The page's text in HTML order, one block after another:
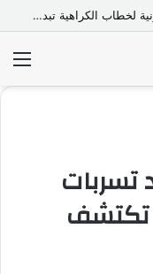
مصطفى الحداد المحامى: المواجهة القانونية لخطاب الكراهية تبدأ بتشريع واضح ووعي مجتمعي
تسربات
تكتشف